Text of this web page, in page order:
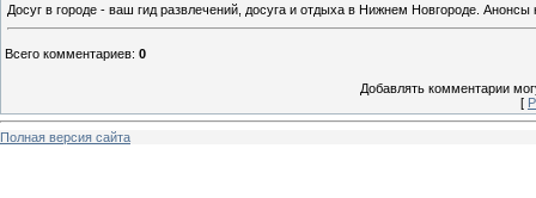
Досуг в городе - ваш гид развлечений, досуга и отдыха в Нижнем Новгороде.
Всего комментариев: 0
Добавлять комментарии
[
Полная версия сайта